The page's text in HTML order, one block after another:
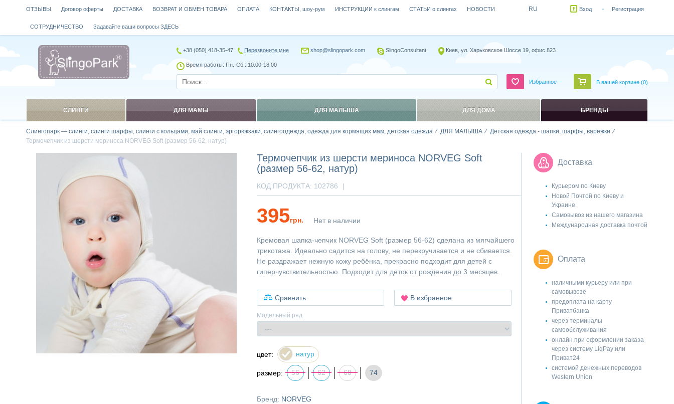
Слингопарк — слинги, слинги шарфы, слинги с кольцами, май слинги, эргорюкзаки, слингоодежда, одежда для кормящих мам, детская одежда ДЛЯ МАЛЫША
Детская одежда - шапки, шарфы, варежки
Термочепчик из шерсти мериноса NORVEG Soft (размер 56-62, натур)
Термочепчик из шерсти мериноса NORVEG Soft
(размер 56-62, натур)
КОД ПРОДУКТА: 102786 |
395грн. Нет в наличии
Кремовая шапка-чепчик NORVEG Soft (размер 56-62) сделана из мягчайшего
трикотажа. Идеально садится на голову, не перекручивается и не сбивается.
Не раздражает нежную кожу ребёнка, прекрасно подходит для детей с
гиперчувствительностью. Подходит для деток от рождения до 3 месяцев.
Сравнить В избранное
Модельный ряд
цвет: натур
размер: 56 62 68 74
Бренд: NORVEG
Доставка
Курьером по Киеву
Новой Почтой по Киеву и
Украине
Самовывоз из нашего магазина
Международная доставка почтой
Оплата
наличными курьеру или при
самовывозе
предоплата на карту
Приватбанка
через терминалы
самообслуживания
онлайн при оформлении заказа
через систему LiqPay или
Приват24
системой денежных переводов
Western Union
ОТЗЫВЫ Договор оферты ДОСТАВКА ВОЗВРАТ И ОБМЕН ТОВАРА ОПЛАТА КОНТАКТЫ, шоу-рум ИНСТРУКЦИИ к слингам СТАТЬИ о слингах НОВОСТИ
СОТРУДНИЧЕСТВО Задавайте ваши вопросы ЗДЕСЬ
RU Вход Регистрация
+38 (050) 418-35-47 Перезвоните мне shop@slingopark.com SlingoConsultant Киев, ул. Харьковское Шоссе 19, офис 823
Время работы: Пн.-Сб.: 10.00-18.00
Избранное В вашей корзине (0)
СЛИНГИ ДЛЯ МАМЫ ДЛЯ МАЛЫША ДЛЯ ДОМА БРЕНДЫ